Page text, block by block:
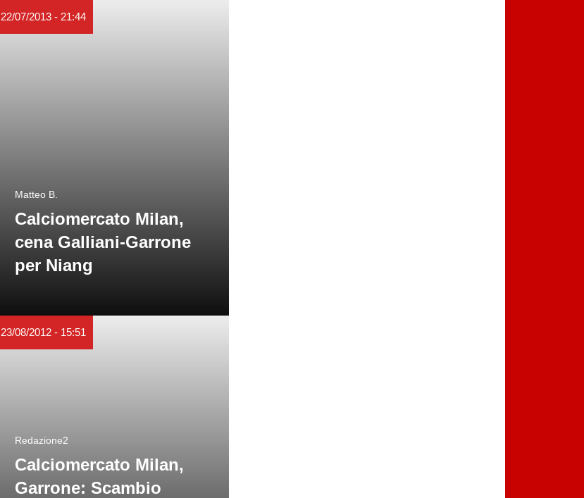
22/07/2013 - 21:44
Matteo B.
Calciomercato Milan,
cena Galliani-Garrone
per Niang
23/08/2012 - 15:51
Redazione2
Calciomercato Milan,
Garrone: Scambio